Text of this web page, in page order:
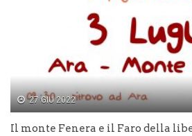
27 GIU 2022
Il monte Fenera e il Faro della